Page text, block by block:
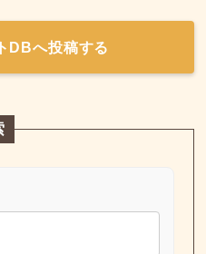
DBへ投稿する